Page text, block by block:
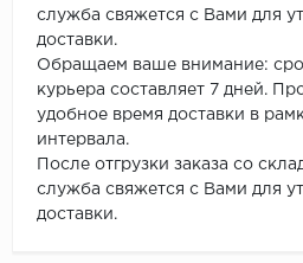
служба свяжется с Вами для
доставки.
Обращаем ваше внимание:
курьера составляет 7 дней.
удобное время доставки в
интервала.
После отгрузки заказа со
служба свяжется с Вами для
доставки.